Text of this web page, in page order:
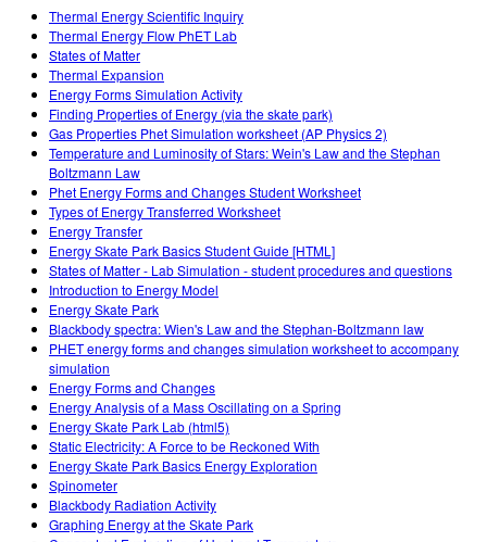
Simulări traduse
Customizable Sims
Professional Learning with PhET
Teaching with PhET
Data Fluency
DEIA în Educația STEM
SceneryStack OSE
Impact Report
AUTENTIFICARE / ÎNREGISTRARE
Thermal Energy Scientific Inquiry
Thermal Energy Flow PhET Lab
States of Matter
Thermal Expansion
Energy Forms Simulation Activity
Finding Properties of Energy (via the skate park)
Gas Properties Phet Simulation worksheet (AP Physics 2)
Temperature and Luminosity of Stars: Wein's Law and the Stephan
Boltzmann Law
Phet Energy Forms and Changes Student Worksheet
Types of Energy Transferred Worksheet
Energy Transfer
Energy Skate Park Basics Student Guide [HTML]
States of Matter - Lab Simulation - student procedures and questions
Introduction to Energy Model
Energy Skate Park
Blackbody spectra: Wien's Law and the Stephan-Boltzmann law
PHET energy forms and changes simulation worksheet to accompany
simulation
Energy Forms and Changes
Energy Analysis of a Mass Oscillating on a Spring
Energy Skate Park Lab (html5)
Static Electricity: A Force to be Reckoned With
Energy Skate Park Basics Energy Exploration
Spinometer
Blackbody Radiation Activity
Graphing Energy at the Skate Park